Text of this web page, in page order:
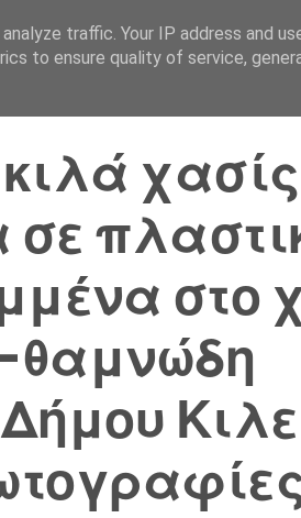
Αρχική Σελίδα Ελλάδα
χασίς
σε
στο
θαμνώδη
traffic. Your IP address and
to ensure quality of service,